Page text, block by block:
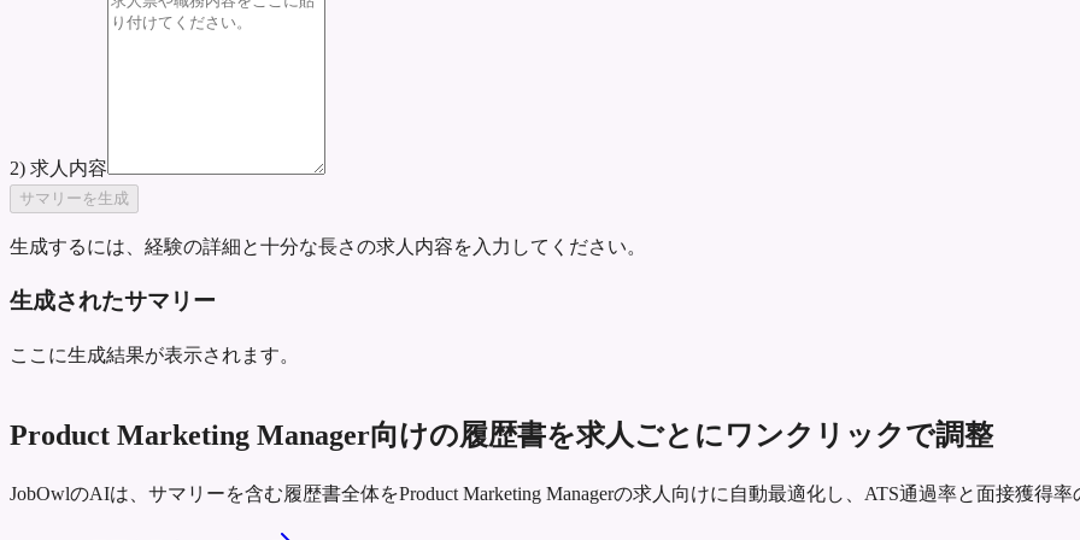
2) 求人内容
サマリーを生成
生成するには、経験の詳細と十分な長さの求人内容を入力してください。
生成されたサマリー
ここに生成結果が表示されます。
Product Marketing Manager向けの履歴書を求人ごとにワンクリックで調整
JobOwlのAIは、サマリーを含む履歴書全体をProduct Marketing Managerの求人向けに自動最適化し、ATS通過率と面接獲得率